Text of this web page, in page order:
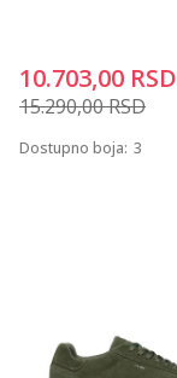
10.703,00 RSD
15.290,00RSD
Dostupno boja: 3